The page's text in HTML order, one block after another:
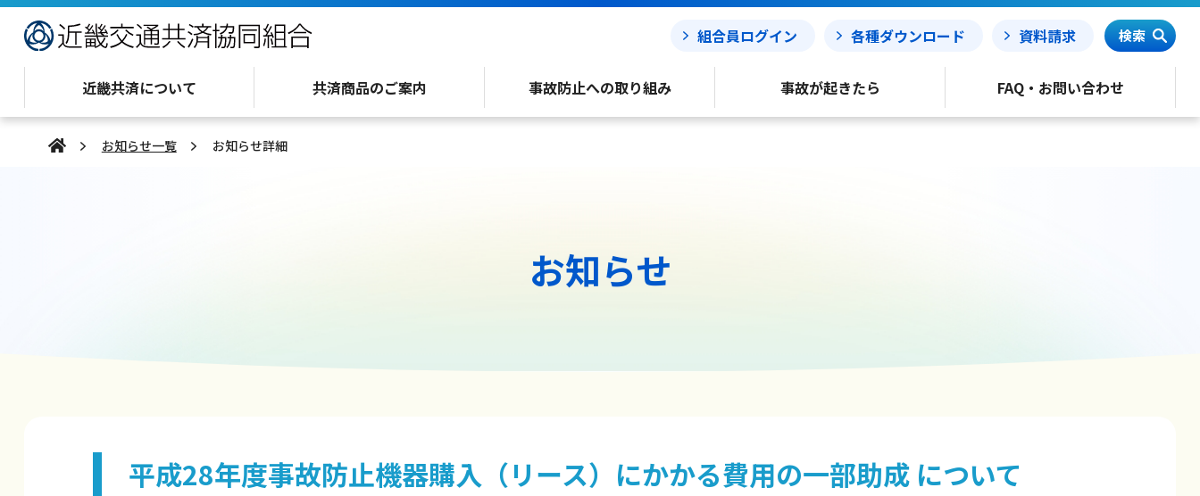
組合員ログイン 各種ダウンロード 資料請求 検索
近畿共済について 共済商品のご案内 事故防止への取り組み 事故が起きたら FAQ・お問い合わせ
お知らせ一覧 お知らせ詳細
お知らせ
平成28年度事故防止機器購入（リース）にかかる費用の一部助成 について